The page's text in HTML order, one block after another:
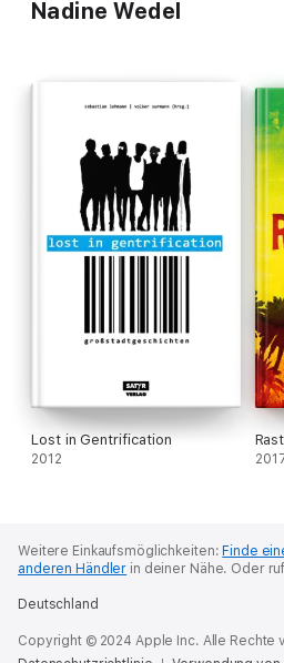
Nadine Wedel
Lost in Gentrification
2012
Weitere Einkaufsmöglichkeiten: Finde
anderen Händler in deiner Nähe. Oder
Deutschland
Copyright © 2024 Apple Inc. Alle Rechte